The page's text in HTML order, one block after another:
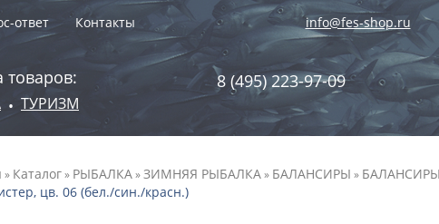
ответ Контакты info@fes-shop.ru
товаров:
• ТУРИЗМ
8 (495) 223-97-09
» Каталог» РЫБАЛКА»ЗИМНЯЯ РЫБАЛКА» БАЛАНСИРЫ »
цв. 06 (бел./син./красн.)